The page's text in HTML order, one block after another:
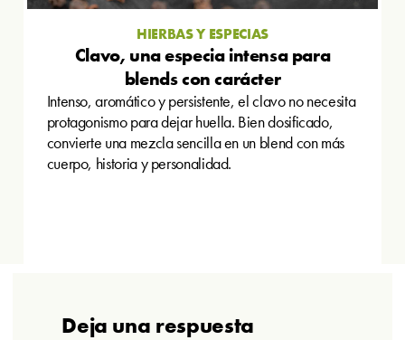
HIERBAS Y ESPECIAS
Clavo, una especia intensa para
blends con carácter
Intenso, aromático y persistente, el clavo no necesita
protagonismo para dejar huella. Bien dosificado,
convierte una mezcla sencilla en un blend con más
cuerpo, historia y personalidad.
Deja una respuesta